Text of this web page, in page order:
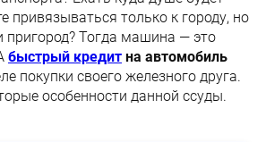
привязываться только к городу, но
пригород? Тогда машина — это
быстрый кредит на автомобиль
покупки своего железного друга.
особенности данной ссуды.